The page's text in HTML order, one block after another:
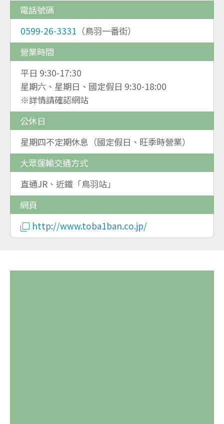
電話號碼
0599-26-3331 （鳥羽一番街）
營業時間
平日 9:30-17:30
星期六、星期日、國定假日 9:30-18:00
※詳情請確認網站
公休日
星期四不定期休息（國定假日、旺季時營業）
大眾運輸交通方式
直通JR、近鐵「鳥羽站」
網頁
http://www.toba1ban.co.jp/